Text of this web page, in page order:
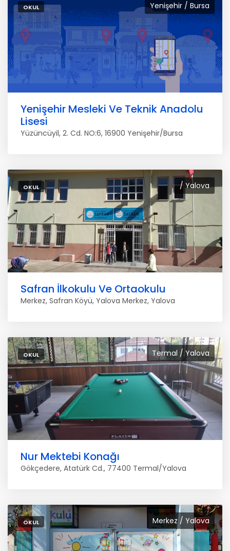
Yenişehir / Bursa
OKUL
Yenişehir Mesleki Ve Teknik Anadolu
Lisesi
Yüzüncüyil, 2. Cd. NO:6, 16900 Yenişehir/Bursa
/ Yalova
OKUL
Safran İlkokulu Ve Ortaokulu
Merkez, Safran Köyü, Yalova Merkez, Yalova
Termal / Yalova
OKUL
Nur Mektebi Konağı
Gökçedere, Atatürk Cd., 77400 Termal/Yalova
Merkez / Yalova
OKUL